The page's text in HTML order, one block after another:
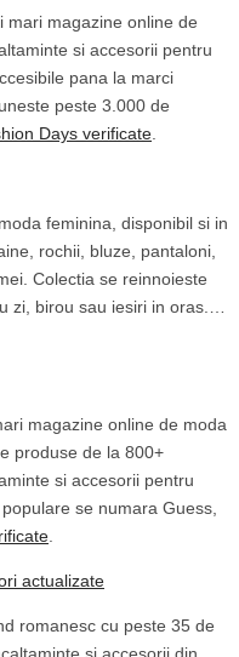
mari magazine online de
si accesorii pentru
pana la marci
peste 3.000 de
Days verificate
feminina, disponibil si in
rochii, bluze, pantaloni,
Colectia se reinnoieste
zi, birou sau iesiri in oras.…
magazine online de moda
produse de la 800+
si accesorii pentru
se numara Guess,
romanesc cu peste 35 de